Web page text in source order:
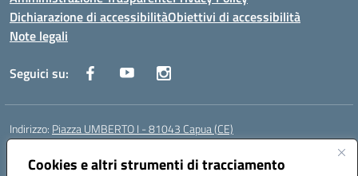
Cookies e altri strumenti di tracciamento
Dichiarazione di accessibilitàObiettivi di accessibilità
Note legali
Seguici su:
Indirizzo: Piazza UMBERTO I - 81043 Capua (CE)
Centralino:
Posta elettronica certificata (PEC):cepm03000d@pec.istruzione.it